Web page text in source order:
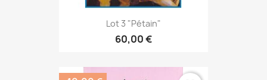
Lot 3 "Pétain"
60,00 €